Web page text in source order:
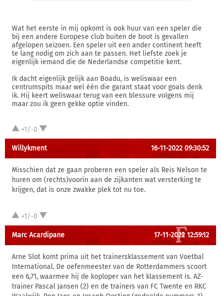
Wat het eerste in mij opkomt is ook huur van een speler die
bij een andere Europese club buiten de boot is gevallen
afgelopen seizoen. Een speler uit een ander continent heeft
te lang nodig om zich aan te passen. Het liefste zoek je
eigenlijk iemand die de Nederlandse competitie kent.
Ik dacht eigenlijk gelijk aan Boadu, is weliswaar een
centrumspits maar wel één die garant staat voor goals denk
ik. Hij keert weliswaar terug van een blessure volgens mij
maar zou ik geen gekke optie vinden.
+1/-0
Willykment 16-11-2022 09:30:52
Misschien dat ze gaan proberen een speler als Reis Nelson te
huren om (rechts)voorin aan de zijkanten wat versterking te
krijgen, dat is onze zwakke plek tot nu toe.
+1/-0
Marc Acardipane 17-11-2022 12:59:12
Arne Slot komt prima uit het trainersklassement van Voetbal
International. De oefenmeester van de Rotterdammers scoort
een 6,71, waarmee hij de koploper van het klassement is. AZ-
trainer Pascal Jansen (2) en de trainers van FC Twente en RKC